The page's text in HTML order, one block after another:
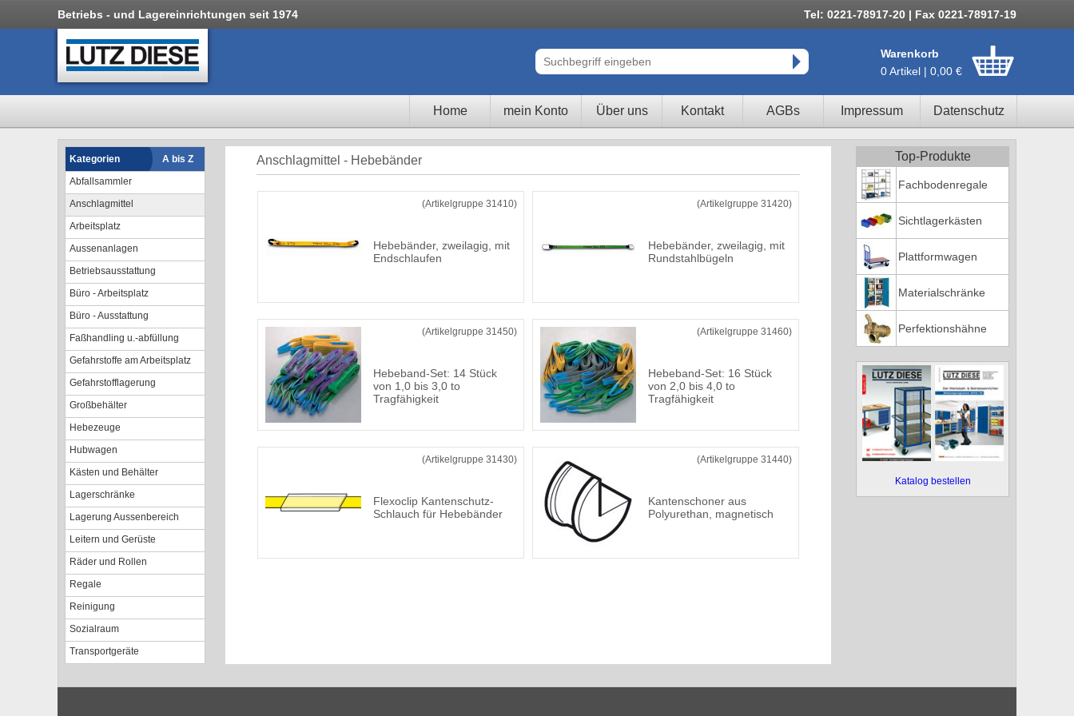
Betriebs - und Lagereinrichtungen seit 1974 Tel: 0221-78917-20 | Fax 0221-78917-19
Warenkorb
0 Artikel | 0,00 €
Home mein Konto Über uns Kontakt AGBs Impressum Datenschutz
Kategorien
A bis Z
Abfallsammler
Anschlagmittel
Arbeitsplatz
Aussenanlagen
Betriebsausstattung
Büro - Arbeitsplatz
Büro - Ausstattung
Faßhandling u.-abfüllung
Gefahrstoffe am Arbeitsplatz
Gefahrstofflagerung
Großbehälter
Hebezeuge
Hubwagen
Kästen und Behälter
Lagerschränke
Lagerung Aussenbereich
Leitern und Gerüste
Räder und Rollen
Regale
Reinigung
Sozialraum
Transportgeräte
Anschlagmittel - Hebebänder
(Artikelgruppe 31410)
Hebebänder, zweilagig, mit
Endschlaufen
(Artikelgruppe 31420)
Hebebänder, zweilagig, mit
Rundstahlbügeln
(Artikelgruppe 31450)
Hebeband-Set: 14 Stück
von 1,0 bis 3,0 to
Tragfähigkeit
(Artikelgruppe 31460)
Hebeband-Set: 16 Stück
von 2,0 bis 4,0 to
Tragfähigkeit
(Artikelgruppe 31430)
Flexoclip Kantenschutz-
Schlauch für Hebebänder
(Artikelgruppe 31440)
Kantenschoner aus
Polyurethan, magnetisch
Top-Produkte
Fachbodenregale
Sichtlagerkästen
Plattformwagen
Materialschränke
Perfektionshähne
Katalog bestellen